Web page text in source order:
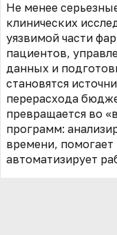
Не менее
клинических
уязвимой части
пациентов,
данных и
становятся
перерасхода
превращается во
программ:
времени,
автоматизирует